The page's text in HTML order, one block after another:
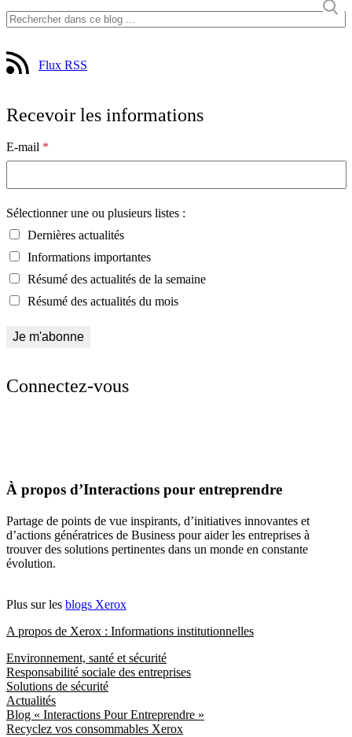
Flux RSS
Recevoir les informations
E-mail *
Sélectionner une ou plusieurs listes :
Dernières actualités
Informations importantes
Résumé des actualités de la semaine
Résumé des actualités du mois
Connectez-vous
À propos d’Interactions pour entreprendre
Partage de points de vue inspirants, d’initiatives innovantes et
d’actions génératrices de Business pour aider les entreprises à
trouver des solutions pertinentes dans un monde en constante
évolution.
Plus sur les blogs Xerox
A propos de Xerox : Informations institutionnelles
Environnement, santé et sécurité
Responsabilité sociale des entreprises
Solutions de sécurité
Actualités
Blog « Interactions Pour Entreprendre »
Recyclez vos consommables Xerox